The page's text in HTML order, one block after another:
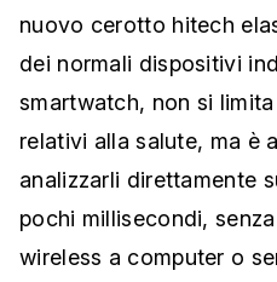
nuovo cerotto hitech
dei normali dispositivi
smartwatch, non si
relativi alla salute, ma è
analizzarli direttamente
pochi millisecondi,
wireless a computer o